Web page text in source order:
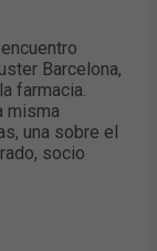
Barcelona,
farmacia.
misma
una sobre el
socio